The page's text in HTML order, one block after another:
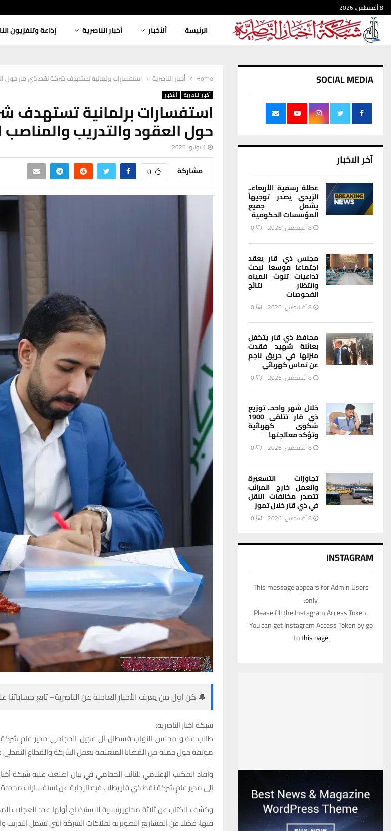
8 أغسطس، 2026
الرئيسة ألأخبار أخبار الناصرية إذاعة وتلفزيون
Home أخبار الناصرية استفسارات برلمانية تستهدف شركة نفط ذي قار حول
أخبار الناصرية ألأخبار
استفسارات برلمانية تستهدف
حول العقود والتدريب والمناصب
1 يونيو، 2026
مشاركة 0
🔔 كن أول من يعرف الأخبار العاجلة عن الناصرية– تابع
شبكة اخبار الناصرية:
طالب عضو مجلس النواب قسطال آل عجيل الحجامي مدير عام شركة
موثقة حول جملة من القضايا المتعلقة بعمل الشركة والقطاع
وأفاد المكتب الإعلامي للنائب الحجامي في بيان اطلعت عليه شبكة أخبار
إلى مدير عام شركة نفط ذي قار يطلب فيه الإجابة عن استفسارات
وكشف الكتاب عن ثلاثة محاور رئيسية للاستيضاح، أولها عدد العجلات
فيها، فضلا عن المشاريع التطويرية لملاكات الشركة التي تشمل
SOCIAL MEDIA
آخر الاخبار
عطلة رسمية الأربعاء..
الزيدي يصدر توجيهاً
يشمل جميع
المؤسسات الحكومية
8 أغسطس، 2026 0
مجلس ذي قار يعقد
اجتماعا موسعا لبحث
تداعيات تلوث المياه
وانتظار نتائج
الفحوصات
8 أغسطس، 2026 0
محافظ ذي قار يتكفل
بعائلة شهيد فقدت
منزلها في حريق ناجم
عن تماس كهربائي
8 أغسطس، 2026 0
خلال شهر واحد.. توزيع
ذي قار تتلقى 1900
شكوى كهربائية
وتؤكد معالجتها
8 أغسطس، 2026 0
تجاوزات التسعيرة
والعمل خارج المرائب
تتصدر مخالفات النقل
في ذي قار خلال تموز
8 أغسطس، 2026 0
INSTAGRAM
This message appears for Admin Users
only:
Please fill the Instagram Access Token.
You can get Instagram Access Token by go
tothis page